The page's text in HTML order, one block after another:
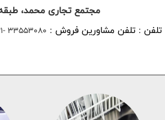
مجتمع تجاری محمد،
تلفن : تلفن مشاورین فروش : 33553080 -33545821-33545822